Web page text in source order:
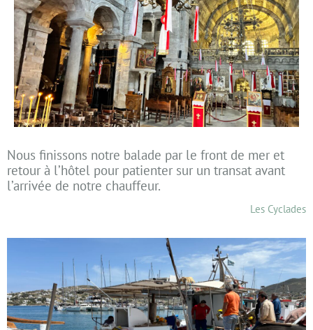
Nous finissons notre balade par le front de mer et
retour à l’hôtel pour patienter sur un transat avant
l’arrivée de notre chauffeur.
Les Cyclades